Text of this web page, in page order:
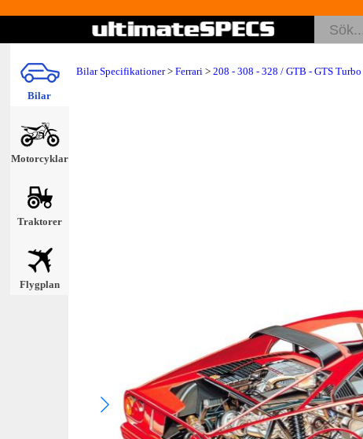
Bilar
Motorcyklar
Traktorer
Flygplan
Bilar Specifikationer> Ferrari > 208 - 308 - 328 / GTB - GTS Turbo